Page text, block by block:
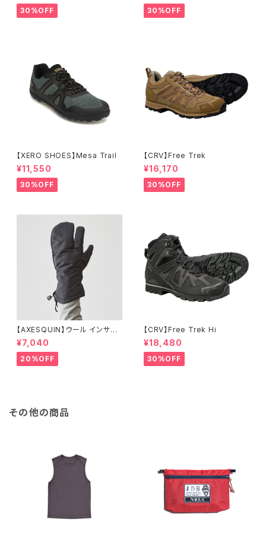
30%OFF 30%OFF
【XERO SHOES】Mesa Trail
¥11,550
30%OFF
【CRV】Free Trek
¥16,170
30%OFF
【AXESQUIN】ウール インサレ
ーション トリガー ミトン
¥7,040
20%OFF
【CRV】Free Trek Hi
¥18,480
30%OFF
その他の商品